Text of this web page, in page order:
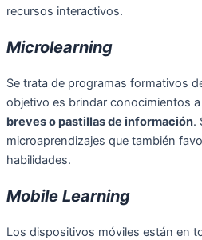
recursos interactivos.
Microlearning
Se trata de programas formativos
objetivo es brindar conocimientos
breves o pastillas de información.
microaprendizajes que también
habilidades.
Mobile Learning
Los dispositivos móviles están en